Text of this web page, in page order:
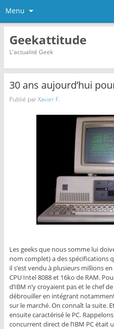
Menu
Geekattitude
L'actualité Geek
30 ans aujourd’hui
Publié parXavier F.
Les geeks que nous somme lui
nom complet) a des spécifications
il s’est vendu à plusieurs millions
CPU Intel 8088 et 16ko de RAM.
d’IBM n’y croyaient pas et le chef
débrouiller en intégrant
sur le marché. On connaît la suite.
ensuite caractérisé le PC. Rappelons
concurrent direct de l’IBM PC était